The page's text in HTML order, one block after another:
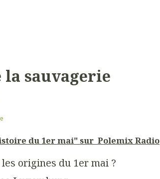
sauvagerie
du 1er mai" sur Polemix Radio
origines du 1er mai ?